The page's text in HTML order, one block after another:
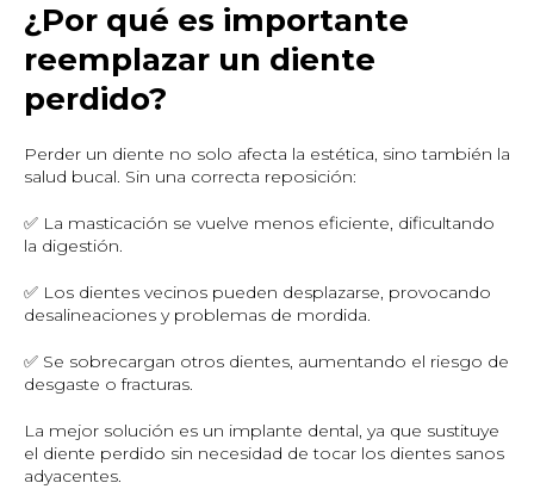
¿Por qué es importante
reemplazar un diente
perdido?
Perder un diente no solo afecta la estética, sino también la
salud bucal. Sin una correcta reposición:
✅ La masticación se vuelve menos eficiente, dificultando
la digestión.
✅ Los dientes vecinos pueden desplazarse, provocando
desalineaciones y problemas de mordida.
✅ Se sobrecargan otros dientes, aumentando el riesgo de
desgaste o fracturas.
La mejor solución es un implante dental, ya que sustituye
el diente perdido sin necesidad de tocar los dientes sanos
adyacentes.